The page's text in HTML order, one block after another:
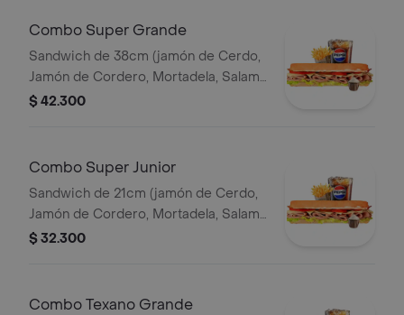
Combo Super Grande
Sandwich de 38cm (jamón de Cerdo,
Jamón de Cordero, Mortadela, Salami
Ahumado, Queso Mozzarella, Tomate,
$ 42.300
Combo Super Junior
Sandwich de 21cm (jamón de Cerdo,
Jamón de Cordero, Mortadela, Salami
Ahumado, Queso Mozzarella, Tomate,
$ 32.300
Combo Texano Grande